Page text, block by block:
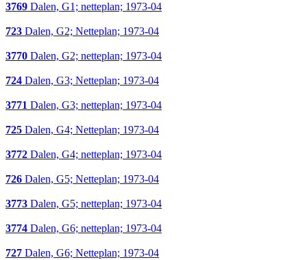
3769 Dalen, G1; netteplan; 1973-04
723 Dalen, G2; Netteplan; 1973-04
3770 Dalen, G2; netteplan; 1973-04
724 Dalen, G3; Netteplan; 1973-04
3771 Dalen, G3; netteplan; 1973-04
725 Dalen, G4; Netteplan; 1973-04
3772 Dalen, G4; netteplan; 1973-04
726 Dalen, G5; Netteplan; 1973-04
3773 Dalen, G5; netteplan; 1973-04
3774 Dalen, G6; netteplan; 1973-04
727 Dalen, G6; Netteplan; 1973-04